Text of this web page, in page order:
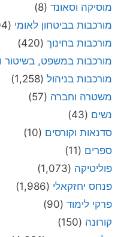
מוסיקה וסאונד (8)
מורכבות בביטחון לאומי (4,504)
מורכבות בחינוך (420)
מורכבות במשפט, בשיטור
מורכבות בניהול (1,258)
משטרה וחברה (57)
נשים (43)
סדנאות וקורסים (10)
ספרים (11)
פוליטיקה (1,073)
פנחס יחזקאלי (1,986)
פרקי לימוד (90)
קורונה (150)